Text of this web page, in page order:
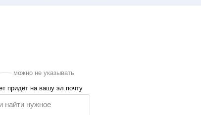
можно не указывать
придёт на вашу эл.почту